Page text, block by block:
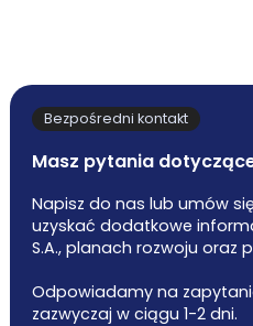
Bezpośredni kontakt
Masz pytania
Napisz do nas lub umów
uzyskać dodatkowe
S.A., planach rozwoju oraz
Odpowiadamy na
zazwyczaj w ciągu 1-2 dni.